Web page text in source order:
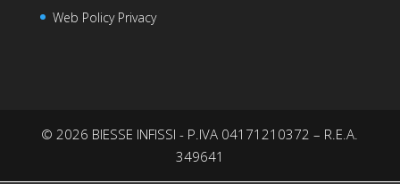
Web Policy Privacy
© 2026 BIESSE INFISSI - P.IVA 04171210372 – R.E.A.
349641